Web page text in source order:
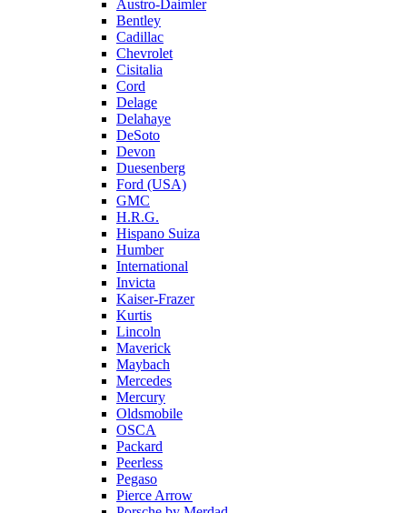
Austro-Daimler
Bentley
Cadillac
Chevrolet
Cisitalia
Cord
Delage
Delahaye
DeSoto
Devon
Duesenberg
Ford (USA)
GMC
H.R.G.
Hispano Suiza
Humber
International
Invicta
Kaiser-Frazer
Kurtis
Lincoln
Maverick
Maybach
Mercedes
Mercury
Oldsmobile
OSCA
Packard
Peerless
Pegaso
Pierce Arrow